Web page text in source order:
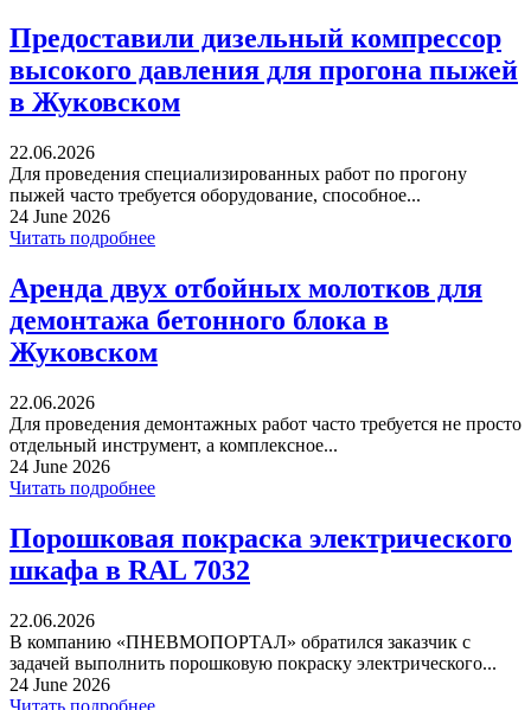
Предоставили дизельный компрессор
высокого давления для прогона пыжей
в Жуковском
22.06.2026
Для проведения специализированных работ по прогону
пыжей часто требуется оборудование, способное...
24 June 2026
Читать подробнее
Аренда двух отбойных молотков для
демонтажа бетонного блока в
Жуковском
22.06.2026
Для проведения демонтажных работ часто требуется не просто
отдельный инструмент, а комплексное...
24 June 2026
Читать подробнее
Порошковая покраска электрического
шкафа в RAL 7032
22.06.2026
В компанию «ПНЕВМОПОРТАЛ» обратился заказчик с
задачей выполнить порошковую покраску электрического...
24 June 2026
Читать подробнее